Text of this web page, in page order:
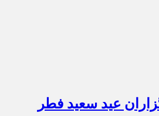
عید سعید فطر